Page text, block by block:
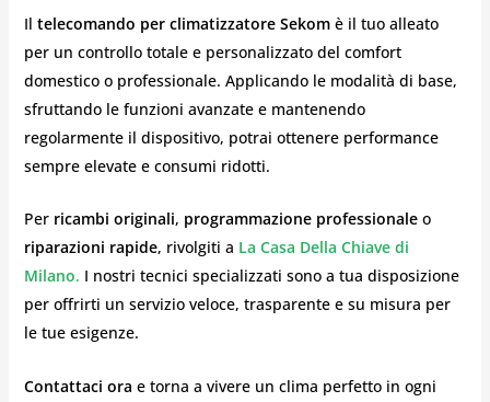
Il telecomando per climatizzatore Sekomè il tuo alleato
per un controllo totale e personalizzato del comfort
domestico o professionale. Applicando le modalità di base,
sfruttando le funzioni avanzate e mantenendo
regolarmente il dispositivo, potrai ottenere performance
sempre elevate e consumi ridotti.
Per ricambi originali, programmazione professionaleo
riparazioni rapide, rivolgiti a La Casa Della Chiave di
Milano. I nostri tecnici specializzati sono a tua disposizione
per offrirti un servizio veloce, trasparente e su misura per
le tue esigenze.
Contattaci ora e torna a vivere un clima perfetto in ogni